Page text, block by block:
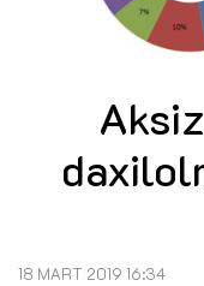
18 MART 2019 16:34